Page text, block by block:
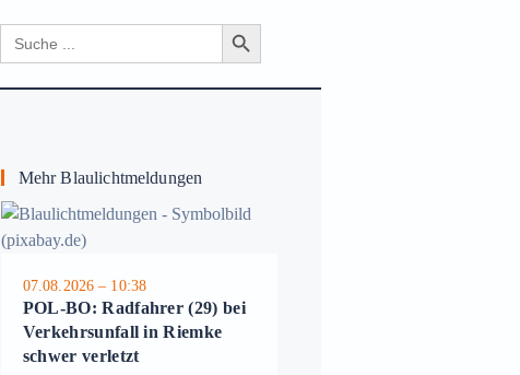
Search
for:
Search Button
Mehr Blaulichtmeldungen
07.08.2026 – 10:38
POL-BO: Radfahrer (29) bei
Verkehrsunfall in Riemke
schwer verletzt